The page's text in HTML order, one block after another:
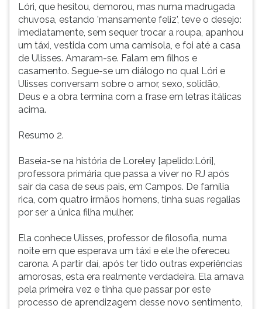
Lóri, que hesitou, demorou, mas numa madrugada
chuvosa, estando 'mansamente feliz', teve o desejo:
imediatamente, sem sequer trocar a roupa, apanhou
um táxi, vestida com uma camisola, e foi até a casa
de Ulisses. Amaram-se. Falam em filhos e
casamento. Segue-se um diálogo no qual Lóri e
Ulisses conversam sobre o amor, sexo, solidão,
Deus e a obra termina com a frase em letras itálicas
acima.
Resumo 2.
Baseia-se na história de Loreley [apelido:Lóri],
professora primária que passa a viver no RJ após
sair da casa de seus pais, em Campos. De família
rica, com quatro irmãos homens, tinha suas regalias
por ser a única filha mulher.
Ela conhece Ulisses, professor de filosofia, numa
noite em que esperava um táxi e ele lhe ofereceu
carona. A partir daí, após ter tido outras experiências
amorosas, esta era realmente verdadeira. Ela amava
pela primeira vez e tinha que passar por este
processo de aprendizagem desse novo sentimento,